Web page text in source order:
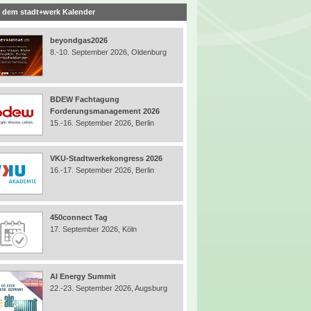
dem stadt+werk Kalender
beyondgas2026
8.-10. September 2026, Oldenburg
BDEW Fachtagung
Forderungsmanagement 2026
15.-16. September 2026, Berlin
VKU-Stadtwerkekongress 2026
16.-17. September 2026, Berlin
450connect Tag
17. September 2026, Köln
AI Energy Summit
22.-23. September 2026, Augsburg